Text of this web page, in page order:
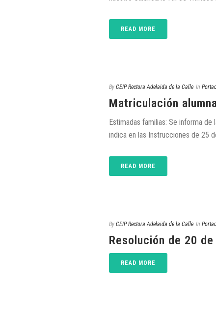
READ MORE
By CEIP Rectora Adelaida de la Calle In
Matriculación
Estimadas familias: Se informa
indica en las Instrucciones de 25
READ MORE
By CEIP Rectora Adelaida de la Calle In
Resolución de 20
READ MORE